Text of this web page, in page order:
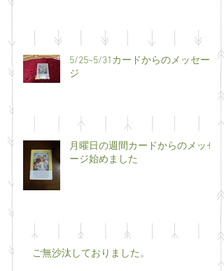
5/25~5/31カードからのメッセー
ジ
月曜日の週間カードからのメッセ
ージ始めました
ご無沙汰しておりました。